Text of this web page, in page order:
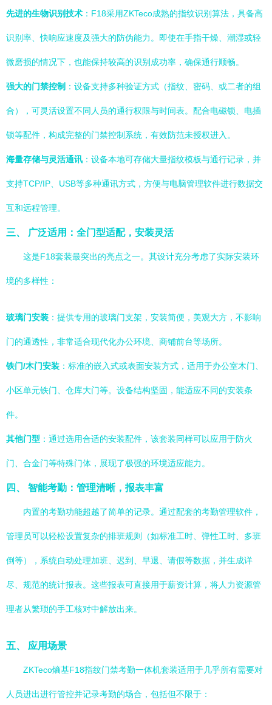
先进的生物识别技术 ：F18采用ZKTeco成熟的指纹识别算法，具备高
识别率、快响应速度及强大的防伪能力。即使在手指干燥、潮湿或轻
微磨损的情况下，也能保持较高的识别成功率，确保通行顺畅。
强大的门禁控制 ：设备支持多种验证方式（指纹、密码、或二者的组
合），可灵活设置不同人员的通行权限与时间表。配合电磁锁、电插
锁等配件，构成完整的门禁控制系统，有效防范未授权进入。
海量存储与灵活通讯 ：设备本地可存储大量指纹模板与通行记录，并
支持TCP/IP、USB等多种通讯方式，方便与电脑管理软件进行数据交
互和远程管理。
三、 广泛适用：全门型适配，安装灵活
这是F18套装最突出的亮点之一。其设计充分考虑了实际安装环
境的多样性：
玻璃门安装 ：提供专用的玻璃门支架，安装简便，美观大方，不影响
门的通透性，非常适合现代化办公环境、商铺前台等场所。
铁门/木门安装 ：标准的嵌入式或表面安装方式，适用于办公室木门、
小区单元铁门、仓库大门等。设备结构坚固，能适应不同的安装条
件。
其他门型 ：通过选用合适的安装配件，该套装同样可以应用于防火
门、合金门等特殊门体，展现了极强的环境适应能力。
四、 智能考勤：管理清晰，报表丰富
内置的考勤功能超越了简单的记录。通过配套的考勤管理软件，
管理员可以轻松设置复杂的排班规则（如标准工时、弹性工时、多班
倒等），系统自动处理加班、迟到、早退、请假等数据，并生成详
尽、规范的统计报表。这些报表可直接用于薪资计算，将人力资源管
理者从繁琐的手工核对中解放出来。
五、 应用场景
ZKTeco熵基F18指纹门禁考勤一体机套装适用于几乎所有需要对
人员进出进行管控并记录考勤的场合，包括但不限于：